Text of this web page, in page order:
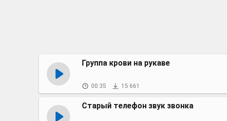
Группа крови на рукаве
00:35 15 661
Старый телефон звук звонка